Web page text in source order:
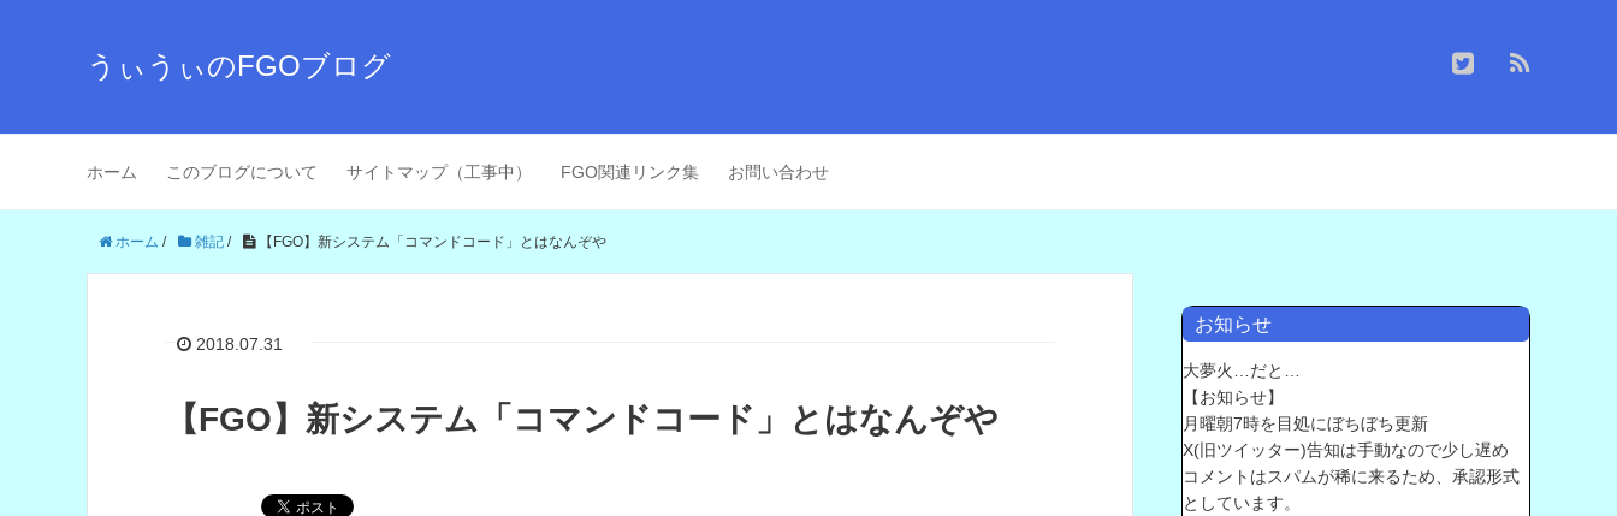
うぃうぃのFGOブログ
ホーム このブログについて サイトマップ（工事中） FGO関連リンク集 お問い合わせ
ホーム / 雑記 / 【FGO】新システム「コマンドコード」とはなんぞや
2018.07.31
【FGO】新システム「コマンドコード」とはなんぞや
お知らせ
大夢火…だと…
【お知らせ】
月曜朝7時を目処にぼちぼち更新
X(旧ツイッター)告知は手動なので少し遅め
コメントはスパムが稀に来るため、承認形式
としています。